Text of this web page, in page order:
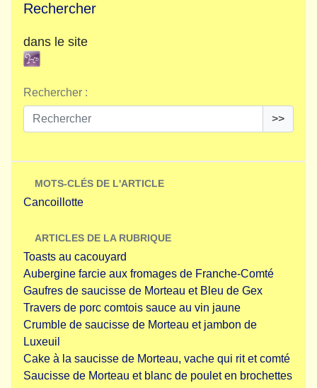
Rechercher
dans le site
Rechercher :
>>
MOTS-CLÉS DE L'ARTICLE
Cancoillotte
ARTICLES DE LA RUBRIQUE
Toasts au cacouyard
Aubergine farcie aux fromages de Franche-Comté
Gaufres de saucisse de Morteau et Bleu de Gex
Travers de porc comtois sauce au vin jaune
Crumble de saucisse de Morteau et jambon de
Luxeuil
Cake à la saucisse de Morteau, vache qui rit et comté
Saucisse de Morteau et blanc de poulet en brochettes